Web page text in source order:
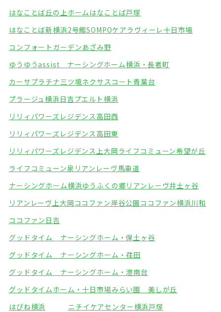
はなことば丘の上ホーム はなことば戸塚
はなことば新横浜2号館SOMPOケアラヴィーレ十日市場
コンフォートガーデンあざみ野
ゆうゆうassist ナーシングホーム横浜・長者町
カーサプラチナ三ツ境ネクサスコート青葉台
プラージュ横浜日吉プエルト横浜
リリィパワーズレジデンス高田西
リリィパワーズレジデンス高田東
リリィパワーズレジデンス上大岡ライフコミューン希望が丘
ライフコミューン泉 リアンレーヴ馬車道
ナーシングホーム横浜ゆうふくの郷 リアンレーヴ井土ヶ谷
リアンレーヴ上大岡ココファン岸谷公園ココファン横浜川和
ココファン日吉
グッドタイム ナーシングホーム・保土ヶ谷
グッドタイム ナーシングホーム・荏田
グッドタイム ナーシングホーム・港南台
グッドタイムホーム・十日市場みらい園 美しが丘
はぴね横浜
ニチイケアセンター横浜戸塚